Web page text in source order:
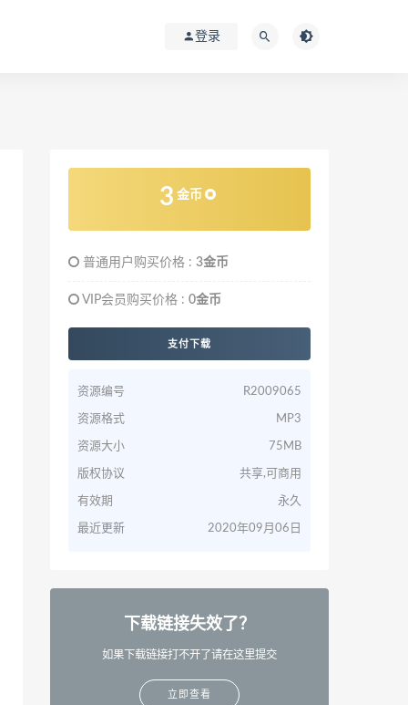
登录
3 金币
普通用户购买价格 : 3金币
VIP会员购买价格 : 0金币
支付下载
资源编号 R2009065
资源格式 MP3
资源大小 75MB
版权协议 共享,可商用
有效期 永久
最近更新 2020年09月06日
下载链接失效了？
如果下载链接打不开了请在这里提交
立即查看